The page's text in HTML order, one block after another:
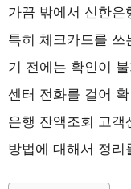
가끔 밖에서 신한
특히 체크카드를 쓰
기 전에는 확인이
센터 전화를 걸어
은행 잔액조회 고객
방법에 대해서 정리